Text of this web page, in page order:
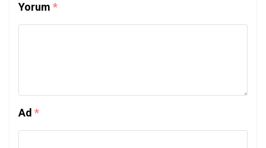
Yorum *
Ad *